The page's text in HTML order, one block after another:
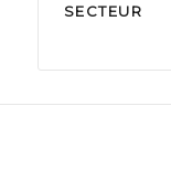
SECTEUR